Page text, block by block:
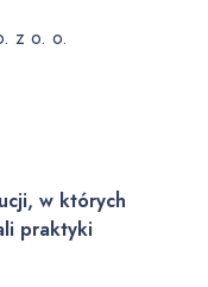
z o. o.
w których
praktyki